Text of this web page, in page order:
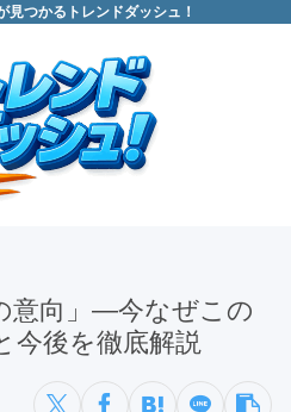
見つかるトレンドダッシュ！
意向」—今なぜこの
今後を徹底解説